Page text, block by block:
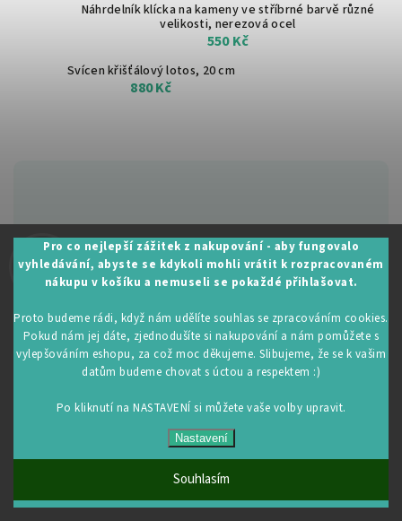
Pro co nejlepší zážitek z nakupování - aby fungovalo
vyhledávání, abyste se kdykoli mohli vrátit k rozpracovaném
nákupu v košíku a nemuseli se pokaždé přihlašovat.
Proto budeme rádi, když nám udělíte souhlas se zpracováním cookies.
Pokud nám jej dáte, zjednodušíte si nakupování a nám pomůžete s
vylepšováním eshopu, za což moc děkujeme. Slibujeme, že se k vašim
datům budeme chovat s úctou a respektem :)
Po kliknutí na NASTAVENÍ si můžete vaše volby upravit.
Nastavení
Souhlasím
Zákaznická podpora:
+420 605 530 014
Náhrdelník klícka na kameny ve stříbrné barvě různé
velikosti, nerezová ocel
550 Kč
Svícen křišťálový lotos, 20 cm
880 Kč
Upravit nastavení cookies
VytvořilShoptet| Design